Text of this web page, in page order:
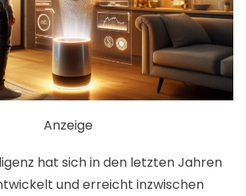
Anzeige
hat sich in den letzten Jahren
und erreicht inzwischen